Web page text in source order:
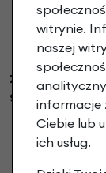
ZALETY
niższa waga
czysty
witrynie.
naszej
informacje
Ciebie lub
ich usług.